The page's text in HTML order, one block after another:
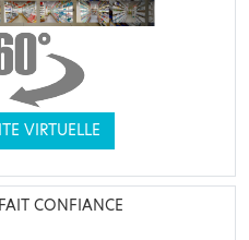
VIRTUELLE
CONFIANCE